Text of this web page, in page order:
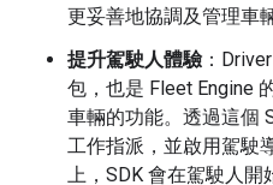
更妥善地協調及管理車
提升駕駛人體驗：
包，也是 Fleet Engine
車輛的功能。透過這個
工作指派，並啟用駕駛
上，SDK 會在駕駛人